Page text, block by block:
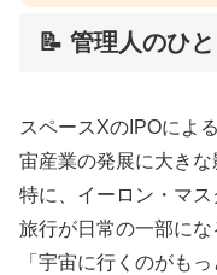
📝 管理人のひ
スペースXのIPOによ
宙産業の発展に大きな
特に、イーロン・マ
旅行が日常の一部に
「宇宙に行くのがも